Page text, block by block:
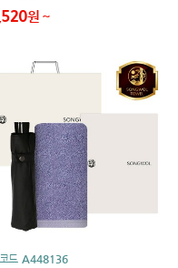
원
드 A448136